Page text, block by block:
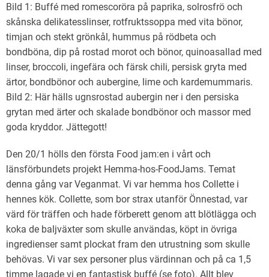
Bild 1: Buffé med romescoröra på paprika, solrosfrö och
skånska delikatesslinser, rotfruktssoppa med vita bönor,
timjan och stekt grönkål, hummus på rödbeta och
bondböna, dip på rostad morot och bönor, quinoasallad med
linser, broccoli, ingefära och färsk chili, persisk gryta med
ärtor, bondbönor och aubergine, lime och kardemummaris.
Bild 2: Här hälls ugnsrostad aubergin ner i den persiska
grytan med ärter och skalade bondbönor och massor med
goda kryddor. Jättegott!
Den 20/1 hölls den första Food jam:en i vårt och
länsförbundets projekt Hemma-hos-FoodJams. Temat
denna gång var Veganmat. Vi var hemma hos Collette i
hennes kök. Collette, som bor strax utanför Önnestad, var
värd för träffen och hade förberett genom att blötlägga och
koka de baljväxter som skulle användas, köpt in övriga
ingredienser samt plockat fram den utrustning som skulle
behövas. Vi var sex personer plus värdinnan och på ca 1,5
timme lagade vi en fantastisk buffé (se foto). Allt blev